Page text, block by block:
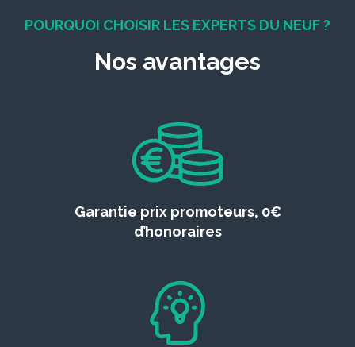
POURQUOI CHOISIR LES EXPERTS DU NEUF ?
Nos avantages
Garantie prix promoteurs, 0€
d’honoraires